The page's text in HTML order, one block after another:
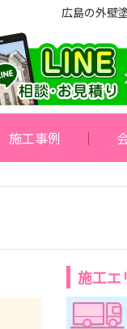
広島の外壁
施工事例
施工エ